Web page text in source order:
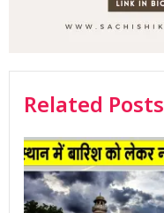
Related Posts